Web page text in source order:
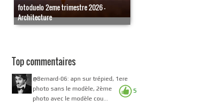
fotoduelo 2eme trimestre 2026 -
Architecture
Top commentaires
5
@Bernard-06: apn sur trépied, 1ere
photo sans le modèle, 2ème
photo avec le modèle cou...